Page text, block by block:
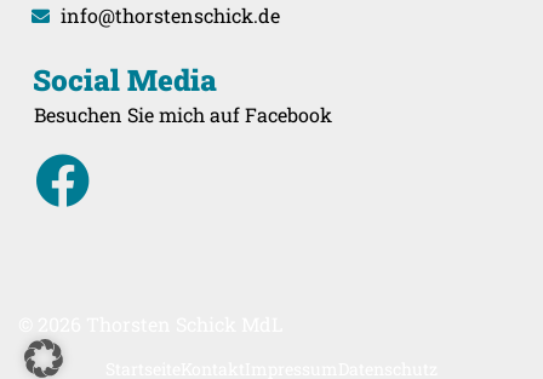
info@thorstenschick.de
Social Media
Besuchen Sie mich auf Facebook